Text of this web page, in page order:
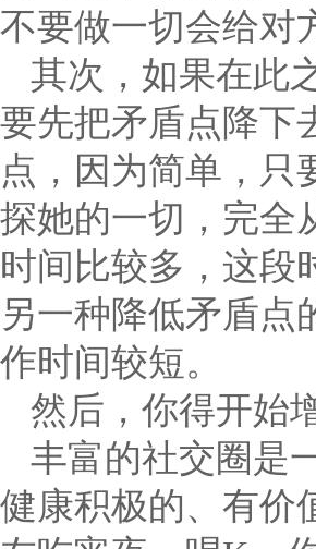
不要做一切会给对
其次，如果在此
要先把矛盾点降下
点，因为简单，只
探她的一切，完全
时间比较多，这段
另一种降低矛盾点
作时间较短。
然后，你得开始
丰富的社交圈是
健康积极的、有价